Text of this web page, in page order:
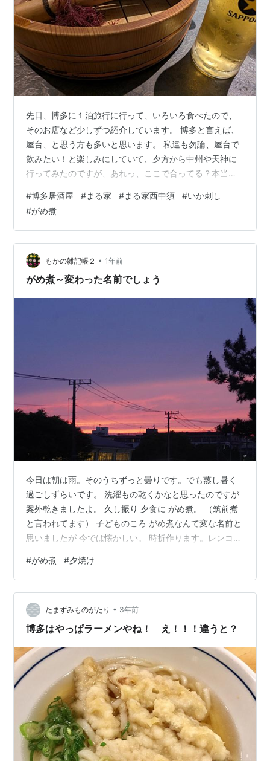
先日、博多に１泊旅行に行って、いろいろ食べたので、
そのお店など少しずつ紹介しています。 博多と言えば、
屋台、と思う方も多いと思います。 私達も勿論、屋台で
飲みたい！と楽しみにしていて、夕方から中州や天神に
行ってみたのですが、あれっ、ここで合ってる？本当
お休みは違うようですが、それにしても出ているお店が
少なくて、イメージしていた”たくさんの屋台がずら～っ
と連なっている”というのとは違って、正直がっかりしま
した。 特に楽しみにしていた主人はかなりがっくり、そ
れでもどこかの屋台に入る？と聞いてみましたが、屋台
はもういい、と言うので、通り掛けに見つけ…
#博多居酒屋 #まる家 #まる家西中須 #いか刺し
#がめ煮
もかの雑記帳２ • 1年前
がめ煮～変わった名前でしょう
今日は朝は雨。そのうちずっと曇りです。でも蒸し暑く
過ごしずらいです。 洗濯もの乾くかなと思ったのですが
案外乾きましたよ。 久し振り 夕食に がめ煮。 （筑前煮
と言われてます） 子どものころ がめ煮なんて変な名前と
思いましたが 今では懐かしい。 時折作ります。レンコン
しみ 夕飯にいただきましたよ。 夕焼けも久しぶりでし
た。 おまけ 何の花かな？
#がめ煮 #夕焼け
たまずみものがたり • 3年前
博多はやっぱラーメンやね！ え！！！違うと？